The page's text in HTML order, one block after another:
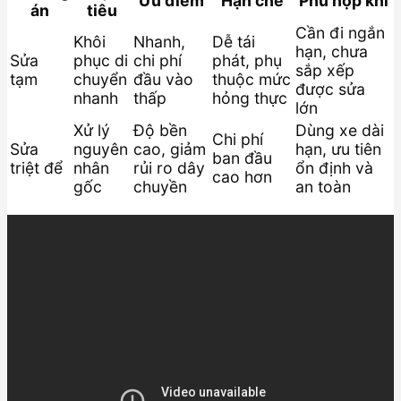
án
tiêu
Sửa
tạm
Khôi
phục di
chuyển
nhanh
Nhanh,
chi phí
đầu vào
thấp
Dễ tái
phát, phụ
thuộc mức
hỏng thực
Cần đi ngắn
hạn, chưa
sắp xếp
được sửa
lớn
Sửa
triệt để
Xử lý
nguyên
nhân
gốc
Độ bền
cao, giảm
rủi ro dây
chuyền
Chi phí
ban đầu
cao hơn
Dùng xe dài
hạn, ưu tiên
ổn định và
an toàn